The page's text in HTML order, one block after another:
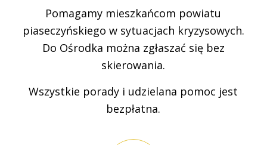
Pomagamy mieszkańcom powiatu
piaseczyńskiego w sytuacjach kryzysowych.
Do Ośrodka można zgłaszać się bez
skierowania.
Wszystkie porady i udzielana pomoc jest
bezpłatna.